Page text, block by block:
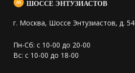
ШОССЕ ЭНТУЗИАСТОВ
г. Москва, Шоссе Энтузиастов, д. 54
Пн-Сб: с 10-00 до 20-00
Вс: с 10-00 до 18-00